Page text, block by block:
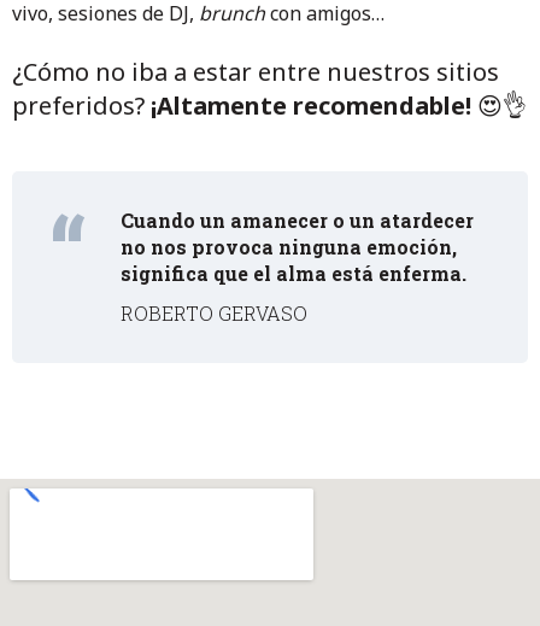
vivo, sesiones de DJ, brunchcon amigos…
¿Cómo no iba a estar entre nuestros sitios
preferidos? ¡Altamente recomendable! 😍👌
Cuando un amanecer o un atardecer
no nos provoca ninguna emoción,
significa que el alma está enferma.
ROBERTO GERVASO